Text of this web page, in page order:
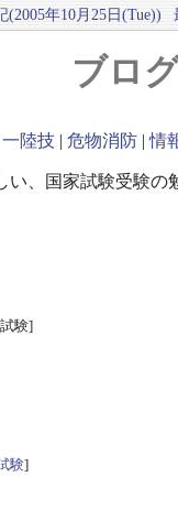
(2005年10月25日(Tue))
ブロ
一陸技 | 危物消防 |情
、国家試験受験
験]
験]